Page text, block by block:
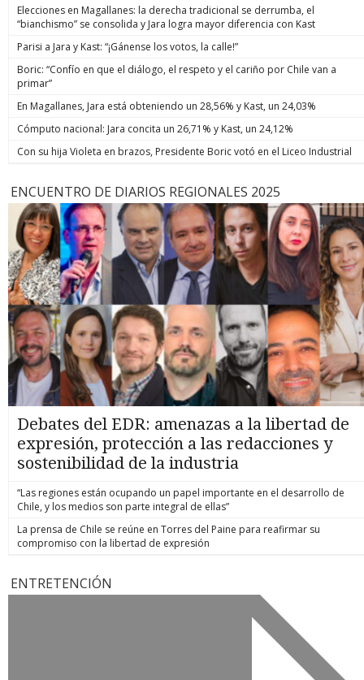
Elecciones en Magallanes: la derecha tradicional se derrumba, el
“bianchismo” se consolida y Jara logra mayor diferencia con Kast
Parisi a Jara y Kast: “¡Gánense los votos, la calle!”
Boric: “Confío en que el diálogo, el respeto y el cariño por Chile van a
primar”
En Magallanes, Jara está obteniendo un 28,56% y Kast, un 24,03%
Cómputo nacional: Jara concita un 26,71% y Kast, un 24,12%
Con su hija Violeta en brazos, Presidente Boric votó en el Liceo Industrial
ENCUENTRO DE DIARIOS REGIONALES 2025
Debates del EDR: amenazas a la libertad de
expresión, protección a las redacciones y
sostenibilidad de la industria
“Las regiones están ocupando un papel importante en el desarrollo de
Chile, y los medios son parte integral de ellas”
La prensa de Chile se reúne en Torres del Paine para reafirmar su
compromiso con la libertad de expresión
ENTRETENCIÓN